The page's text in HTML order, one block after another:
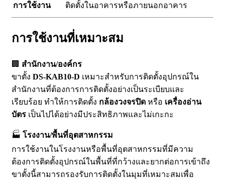
การใช้งาน
ติดตั้งในอาคารหรือภายนอกอาคาร
การใช้งานที่เหมาะสม
🏢 สำนักงาน/องค์กร
ขาตั้ง DS-KAB10-D เหมาะสำหรับการติดตั้งอุปกรณ์ใน
สำนักงานที่ต้องการการติดตั้งอย่างเป็นระเบียบและ
เรียบร้อย ทำให้การติดตั้ง กล้องวงจรปิด หรือ เครื่องอ่าน
บัตร เป็นไปได้อย่างมีประสิทธิภาพและไม่เกะกะ
🏭 โรงงาน/พื้นที่อุตสาหกรรม
การใช้งานในโรงงานหรือพื้นที่อุตสาหกรรมที่มีความ
ต้องการติดตั้งอุปกรณ์ในพื้นที่ที่กว้างและยากต่อการเข้าถึง
ขาตั้งนี้สามารถรองรับการติดตั้งในมุมที่เหมาะสมเพื่อ